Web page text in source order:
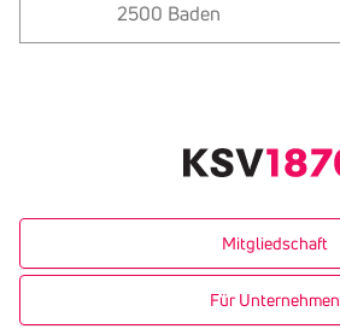
2500 Baden
Mitgliedschaft
Für Unternehmen